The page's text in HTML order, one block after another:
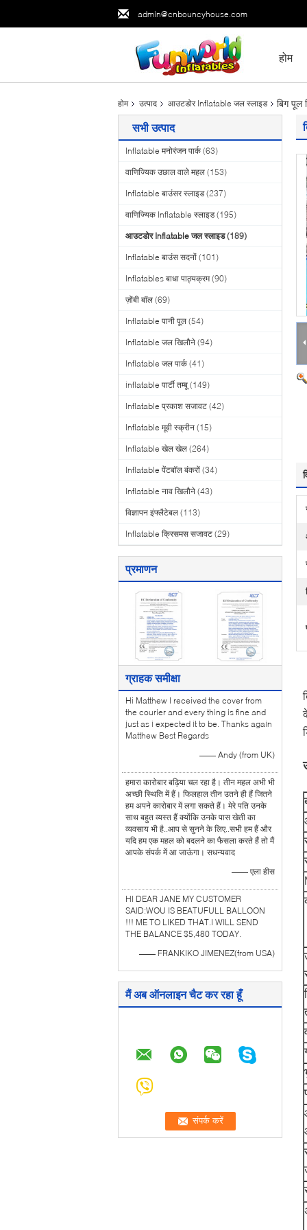
admin@cnbouncyhouse.com
होम
होम उत्पाद आउटडोर Inflatable जल स्लाइड बिग पूल
सभी उत्पाद
Inflatable मनोरंजन पार्क (63)
वाणिज्यिक उछाल वाले महल (153)
Inflatable बाउंसर स्लाइड (237)
वाणिज्यिक Inflatable स्लाइड (195)
आउटडोर Inflatable जल स्लाइड (189)
Inflatable बाउंस सदनों (101)
Inflatables बाधा पाठ्यक्रम (90)
ज़ोंबी बॉल (69)
Inflatable पानी पूल (54)
Inflatable जल खिलौने (94)
Inflatable जल पार्क (41)
inflatable पार्टी तम्बू (149)
Inflatable प्रकाश सजावट (42)
Inflatable मूवी स्क्रीन (15)
Inflatable खेल खेल (264)
Inflatable पेंटबॉल बंकरों (34)
Inflatable नाव खिलौने (43)
विज्ञापन इंफ्लैटेबल (113)
Inflatable क्रिसमस सजावट (29)
प्रमाणन
ग्राहक समीक्षा
Hi Matthew I received the cover from
the courier and every thing is fine and
just as i expected it to be. Thanks again
Matthew Best Regards
—— Andy (from UK)
हमारा कारोबार बढ़िया चल रहा है। तीन महल अभी भी
अच्छी स्थिति में हैं। फिलहाल तीन उतने ही हैं जितने
हम अपने कारोबार में लगा सकते हैं। मेरे पति उनके
साथ बहुत व्यस्त हैं क्योंकि उनके पास खेती का
व्यवसाय भी है..आप से सुनने के लिए..सभी हम हैं और
यदि हम एक महल को बदलने का फैसला करते हैं तो मैं
आपके संपर्क में आ जाऊंगा। सधन्यवाद
—— एला हीस
HI DEAR JANE MY CUSTOMER
SAID:WOU IS BEATUFULL BALLOON
!!! ME TO LIKED THAT.I WILL SEND
THE BALANCE $5,480 TODAY.
—— FRANKIKO JIMENEZ(from USA)
मैं अब ऑनलाइन चैट कर रहा हूँ